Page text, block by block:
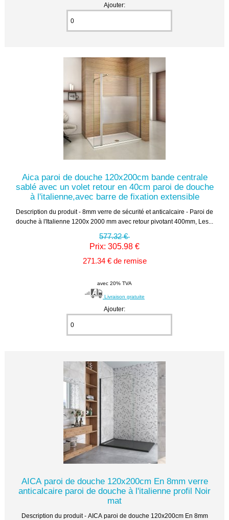
Ajouter:
Aica paroi de douche 120x200cm bande centrale
sablé avec un volet retour en 40cm paroi de douche
à l'italienne,avec barre de fixation extensible
Description du produit - 8mm verre de sécurité et anticalcaire - Paroi de
douche à l'Italienne 1200x 2000 mm avec retour pivotant 400mm, Les...
577.32 €
Prix: 305.98 €
271.34 € de remise
avec 20% TVA
Livraison gratuite
Ajouter:
AICA paroi de douche 120x200cm En 8mm verre
anticalcaire paroi de douche à l'italienne profil Noir
mat
Description du produit - AICA paroi de douche 120x200cm En 8mm